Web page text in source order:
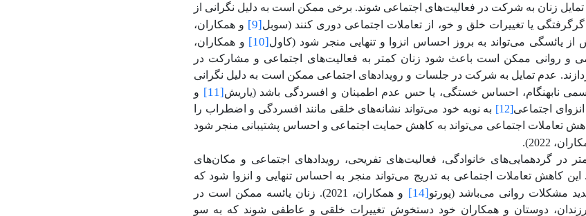
زنان به شرکت در فعالیت‌های اجتماعی شوند. برخی ممکن است به دلیل نگرانی از
گرگرفتگی یا تغییرات خلق و خو، از تعاملات اجتماعی دوری کنند (سوبل[9] و همکاران،
[10] و همکاران،
جسمی و روانی ممکن است باعث شود زنان کمتر به فعالیت‌های اجتماعی و مشارکت در
عدم تمایل به شرکت در جلسات و رویدادهای اجتماعی ممکن است به دلیل نگرانی
نابهنگام، احساس خستگی، یا حس عدم اطمینان و افسردگی باشد (یاریش[11] و
[12] به نوبه خود می‌تواند نشانه‌های خلقی مانند افسردگی و اضطراب را
تعاملات اجتماعی می‌تواند به کاهش حمایت اجتماعی و احساس پشتیبانی منجر شود
2022).
در گردهمایی‌های خانوادگی، فعالیت‌های تفریحی، رویدادهای اجتماعی و مکان‌های
کاهش تعاملات اجتماعی به تدریج می‌تواند منجر به احساس تنهایی و انزوا شود که
مشکلات روانی می‌باشد (پورتو[14]
و همکاران، 2021). زنان یائسه ممکن است در
دوستان و همکاران خود دستخوش تغییرات خلقی و عاطفی شوند که به سو